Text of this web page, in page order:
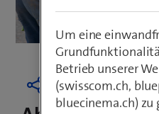
Um eine
Betrieb unserer
(swisscom.ch,
bluecinema.ch)